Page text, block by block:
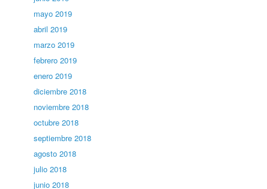
mayo 2019
abril 2019
marzo 2019
febrero 2019
enero 2019
diciembre 2018
noviembre 2018
octubre 2018
septiembre 2018
agosto 2018
julio 2018
junio 2018